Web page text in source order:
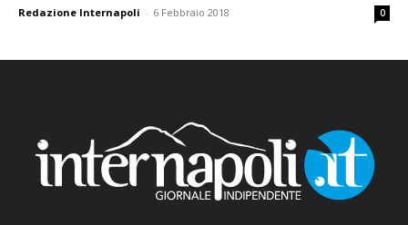
Redazione Internapoli - 6 Febbraio 2018 0